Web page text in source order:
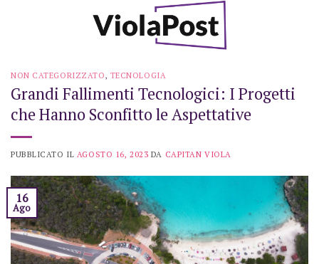
NON CATEGORIZZATO, TECNOLOGIA
Grandi Fallimenti Tecnologici: I Progetti
che Hanno Sconfitto le Aspettative
PUBBLICATO IL AGOSTO 16, 2023 DA CAPITAN VIOLA
16
Ago